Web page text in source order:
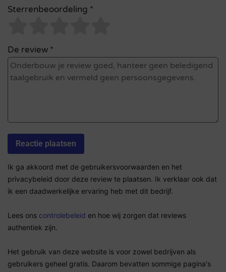
Sterrenbeoordeling *
De review *
Ik ga akkoord met de gebruikersvoorwaarden en het
privacybeleid door deze review te plaatsen. Ik verklaar ook dat
ik een daadwerkelijke ervaring heb met dit bedrijf.
Lees ons controlebeleid en hoe wij zorgen dat reviews
authentiek zijn.
Het gebruik van deze website is voor zowel bedrijven als
gebruikers geheel gratis. Daarom bevatten sommige pagina's